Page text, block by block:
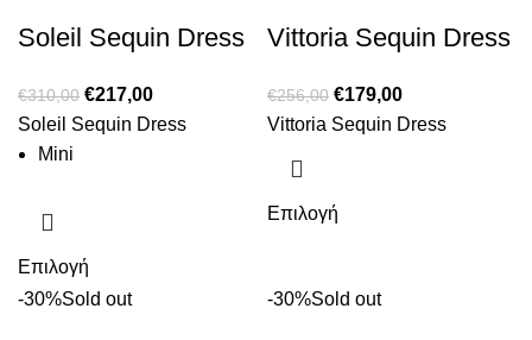
Soleil Sequin Dress
€310,00 €217,00
Soleil Sequin Dress
Mini
Επιλογή
Vittoria Sequin Dress
€256,00 €179,00
Vittoria Sequin Dress
Επιλογή
-30%Sold out -30%Sold out